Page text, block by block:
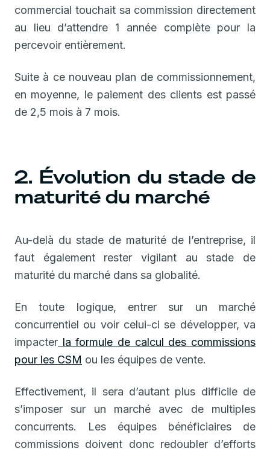
commercial touchait sa commission directement
au lieu d’attendre 1 année complète pour la
percevoir entièrement.
Suite à ce nouveau plan de commissionnement,
en moyenne, le paiement des clients est passé
de 2,5 mois à 7 mois.
2. Évolution du stade de
maturité du marché
Au-delà du stade de maturité de l’entreprise, il
faut également rester vigilant au stade de
maturité du marché dans sa globalité.
En toute logique, entrer sur un marché
concurrentiel ou voir celui-ci se développer, va
impacter la formule de calcul des commissions
pour les CSM ou les équipes de vente.
Effectivement, il sera d’autant plus difficile de
s’imposer sur un marché avec de multiples
concurrents. Les équipes bénéficiaires de
commissions doivent donc redoubler d’efforts